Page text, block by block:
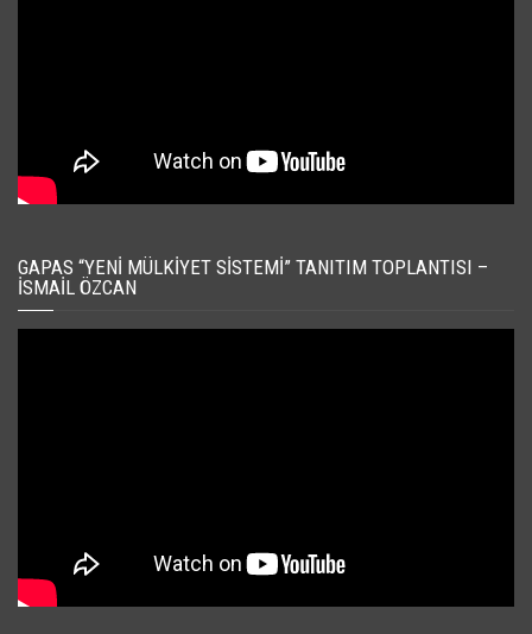
GAPAS “YENI MÜLKIYET SISTEMI” TANITIM TOPLANTISI –
İSMAIL ÖZCAN